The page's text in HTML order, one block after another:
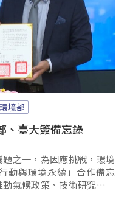
環境部
、臺大簽備忘錄
之一，為因應挑戰，環境
動與環境永續」合作備忘
氣候政策、技術研究、人
台灣打造兼顧減碳及面對